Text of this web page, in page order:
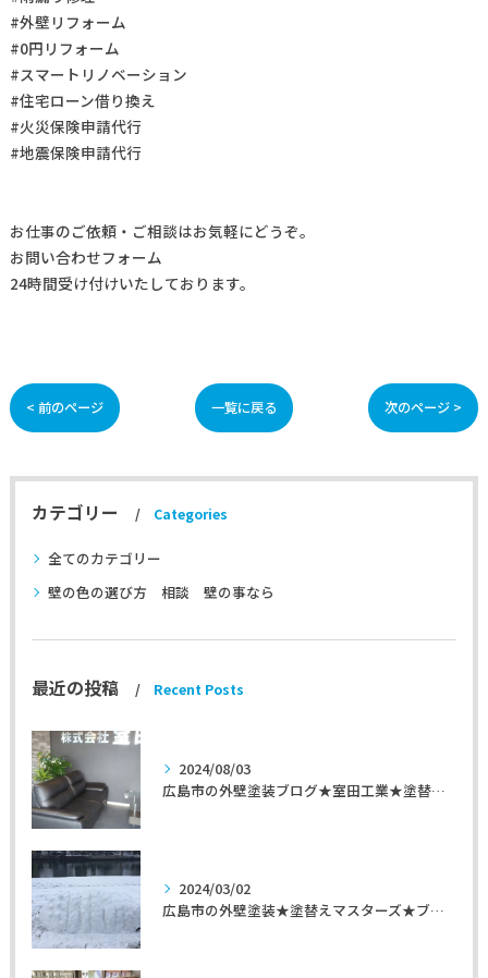
#外壁リフォーム
#0円リフォーム
#スマートリノベーション
#住宅ローン借り換え
#火災保険申請代行
#地震保険申請代行
お仕事のご依頼・ご相談はお気軽にどうぞ。
お問い合わせフォーム
24時間受け付けいたしております。
< 前のページ 一覧に戻る 次のページ >
カテゴリー Categories
全てのカテゴリー
壁の色の選び方 相談 壁の事なら
最近の投稿 Recent Posts
2024/08/03
広島市の外壁塗装ブログ★室田工業★塗替えマスターズ★外壁リフォーム
2024/03/02
広島市の外壁塗装★塗替えマスターズ★ブログ「初めて家を手入れするのに」